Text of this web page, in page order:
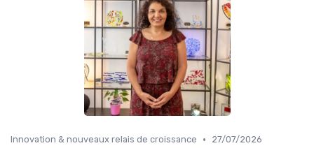
Innovation & nouveaux relais de croissance • 27/07/2026